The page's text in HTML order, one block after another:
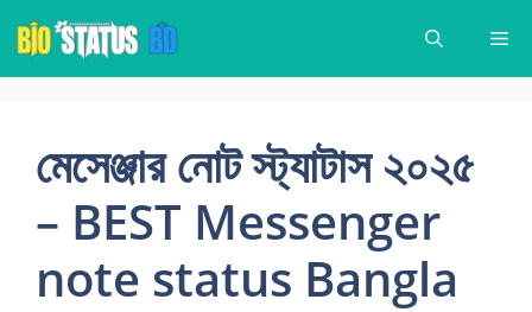
Skip
content
মেসেঞ্জার নোট স্ট্যাটাস ২০২৫
– BEST Messenger
note status Bangla